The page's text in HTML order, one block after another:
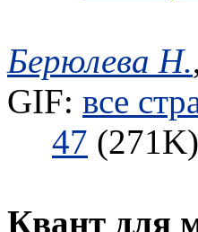
Берюлева Н.
GIF: все
47
Квант для